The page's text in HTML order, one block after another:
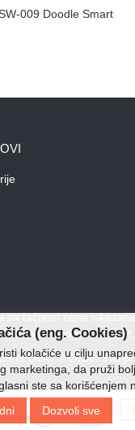
009 Doodle Smart
tačnost cena
možete dobiti na
DOO © 2026. Sva
(eng. Cookies)
kolačiće u cilju
marketinga, da pruži
ste sa korišćenjem
Dozvoli sve